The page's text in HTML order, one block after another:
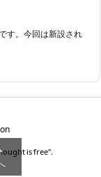
す。今回は新設され
is free".